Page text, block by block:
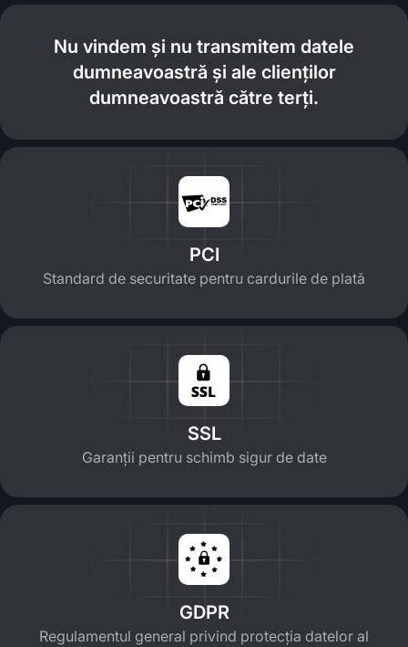
Nu vindem și nu transmitem datele
dumneavoastră și ale clienților
dumneavoastră către terți.
PCI
Standard de securitate pentru cardurile de plată
SSL
Garanții pentru schimb sigur de date
GDPR
Regulamentul general privind protecția datelor al